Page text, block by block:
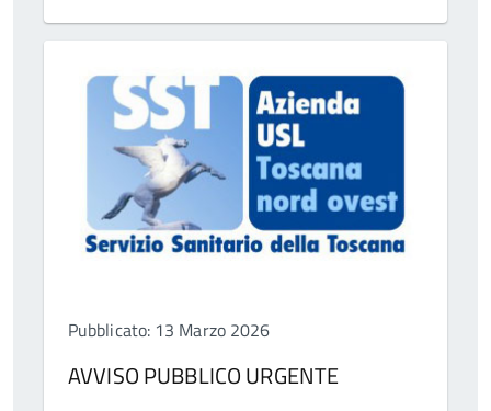
Pubblicato: 13 Marzo 2026
AVVISO PUBBLICO URGENTE